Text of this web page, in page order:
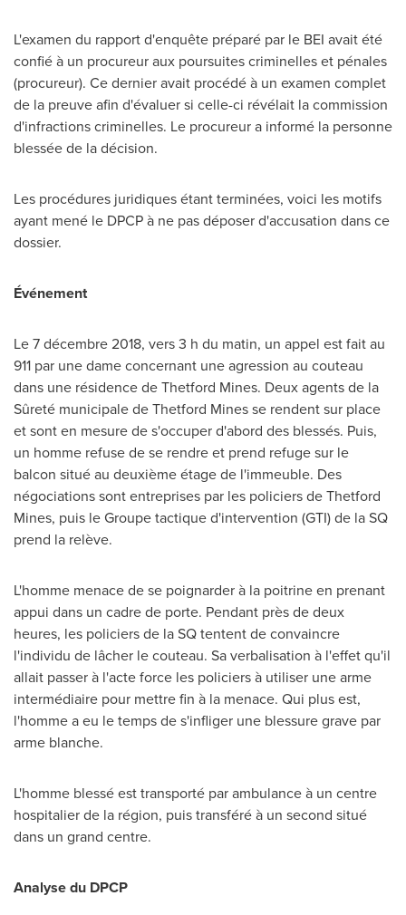
L'examen du rapport d'enquête préparé par le BEI avait été
confié à un procureur aux poursuites criminelles et pénales
(procureur). Ce dernier avait procédé à un examen complet
de la preuve afin d'évaluer si celle-ci révélait la commission
d'infractions criminelles. Le procureur a informé la personne
blessée de la décision.
Les procédures juridiques étant terminées, voici les motifs
ayant mené le DPCP à ne pas déposer d'accusation dans ce
dossier.
Événement
Le 7 décembre 2018, vers 3 h du matin, un appel est fait au
911 par une dame concernant une agression au couteau
dans une résidence deThetford Mines. Deux agents de la
Sûreté municipale deThetford Minesse rendent sur place
et sont en mesure de s'occuper d'abord des blessés. Puis,
un homme refuse de se rendre et prend refuge sur le
balcon situé au deuxième étage de l'immeuble. Des
négociations sont entreprises par les policiers deThetford
Mines, puis le Groupe tactique d'intervention (GTI) de la SQ
prend la relève.
L'homme menace de se poignarder à la poitrine en prenant
appui dans un cadre de porte. Pendant près de deux
heures, les policiers de la SQ tentent de convaincre
l'individu de lâcher le couteau. Sa verbalisation à l'effet qu'il
allait passer à l'acte force les policiers à utiliser une arme
intermédiaire pour mettre fin à la menace. Qui plus est,
l'homme a eu le temps de s'infliger une blessure grave par
arme blanche.
L'homme blessé est transporté par ambulance à un centre
hospitalier de la région, puis transféré à un second situé
dans un grand centre.
Analyse du DPCP